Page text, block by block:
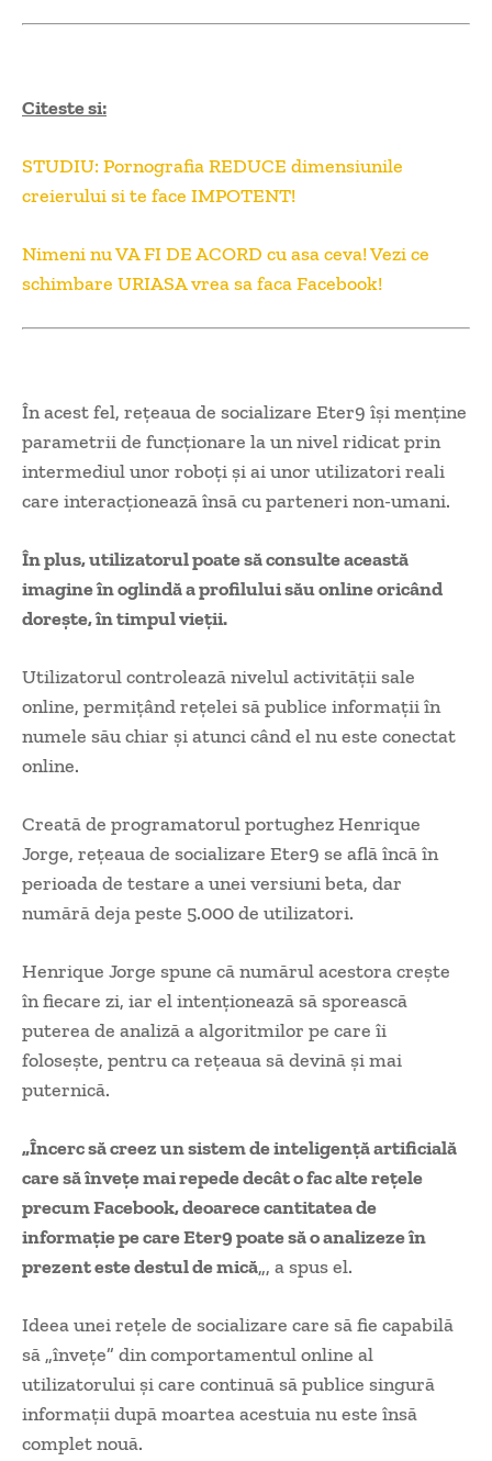
Citeste si:
STUDIU: Pornografia REDUCE dimensiunile
creierului si te face IMPOTENT!
Nimeni nu VA FI DE ACORD cu asa ceva! Vezi ce
schimbare URIASA vrea sa faca Facebook!
În acest fel, reţeaua de socializare Eter9 îşi menţine
parametrii de funcţionare la un nivel ridicat prin
intermediul unor roboţi şi ai unor utilizatori reali
care interacţionează însă cu parteneri non-umani.
În plus, utilizatorul poate să consulte această
imagine în oglindă a profilului său online oricând
doreşte, în timpul vieţii.
Utilizatorul controlează nivelul activităţii sale
online, permiţând reţelei să publice informaţii în
numele său chiar şi atunci când el nu este conectat
online.
Creată de programatorul portughez Henrique
Jorge, reţeaua de socializare Eter9 se află încă în
perioada de testare a unei versiuni beta, dar
numără deja peste 5.000 de utilizatori.
Henrique Jorge spune că numărul acestora creşte
în fiecare zi, iar el intenţionează să sporească
puterea de analiză a algoritmilor pe care îi
foloseşte, pentru ca reţeaua să devină şi mai
puternică.
„Încerc să creez un sistem de inteligenţă artificială
care să înveţe mai repede decât o fac alte reţele
precum Facebook, deoarece cantitatea de
informaţie pe care Eter9 poate să o analizeze în
prezent este destul de mică„, a spus el.
Ideea unei reţele de socializare care să fie capabilă
să „înveţe” din comportamentul online al
utilizatorului şi care continuă să publice singură
informaţii după moartea acestuia nu este însă
complet nouă.